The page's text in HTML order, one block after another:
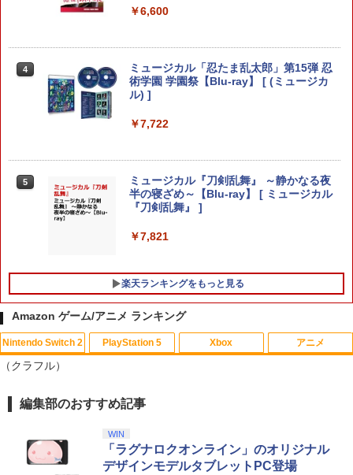
入特典】サイバーコネクトツー制作「無
￥7,810
ゼルダの伝説 ティアーズ オブ ザ キン
￥7,830
任天堂 【Switch2】ゼルダの伝説 ティア
ルダノデンセツ ティア-ズ オブ ザ キン
グダム]
￥7,830
【PowerA 公式ストア】パワーエー ソロ
チャージングステーション for DualSen
se® and DualSense Edge™ ワイヤレ
スコントローラー【PlayStation®公式ラ
イセンス商品】 国内2年保証
￥2,200
5
STRASSE SIM用 ドライビングシューズ
ハイカット 靴 レーシングシューズ ゲー
ミングシューズ グリップ 快適なペダル
ワークを実現！[ストラッセ ハンコン ハ
ンドルコントローラー コクピット レー
レステ]
￥7,980
応キズ防止 排熱設計 ダストカバー ドッ
クに装着したまま使用可能 保護スリーブ
￥3,048
Switch2 120Hz対応 ポータブル ドック
ドッキングステーション デュアルファン
PD100W 折りたたみ 多機種対応 Steam
Deck 熱対策 スタンド USBポート×3 有
線LANポート ◇SD009
￥6,980
5
【中古】Wii U スーパーマリオメーカー
セット
￥7,480
￥6,600
4
ミュージカル「忍たま乱太郎」第15弾 忍
術学園 学園祭【Blu-ray】 [ (ミュージカ
ル) ]
￥7,722
5
ミュージカル『刀剣乱舞』 ～静かなる夜
半の寝ざめ～【Blu-ray】 [ ミュージカル
『刀剣乱舞』 ]
￥7,821
楽天ランキングをもっと見る
Amazon ゲーム/アニメ ランキング
Nintendo Switch 2
1
スプラトゥーン レイダース|オンライン
￥5,832
PlayStation 5
1
PlayStation 5 デジタル・エディション
￥55,000
Xbox
1
【純正品】Xbox ワイヤレス コントロー
￥8,300
アニメ
1
劇場版「鬼滅の刃」無限城編 第一章 猗
￥3,964
（クラフル）
編集部のおすすめ記事
WIN
「ラグナロクオンライン」のオリジナル
デザインモデルタブレットPC登場